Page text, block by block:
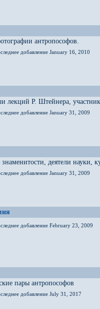
антропософов.
добавление January 16, 2010
лекций Р. Штейнера,
добавление January 31, 2009
деятели науки,
добавление January 31, 2009
добавление February 23, 2009
пары антропософов
добавление July 31, 2017